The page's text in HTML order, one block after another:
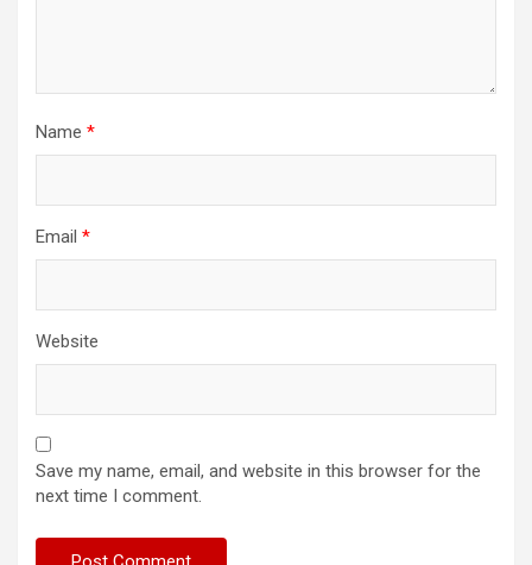
Name *
Email *
Website
Save my name, email, and website in this browser for the
next time I comment.